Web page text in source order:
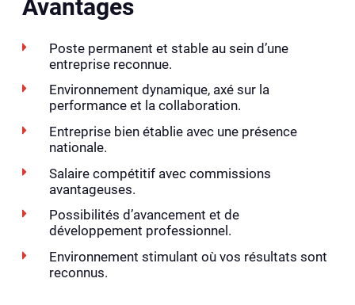
Avantages
Poste permanent et stable au sein d’une
entreprise reconnue.
Environnement dynamique, axé sur la
performance et la collaboration.
Entreprise bien établie avec une présence
nationale.
Salaire compétitif avec commissions
avantageuses.
Possibilités d’avancement et de
développement professionnel.
Environnement stimulant où vos résultats sont
reconnus.